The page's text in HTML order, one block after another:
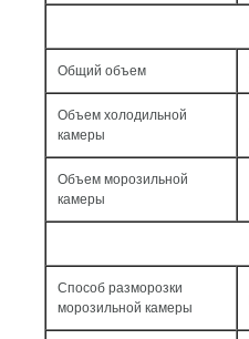
Общий объем
Объем холодильной
камеры
Объем морозильной
камеры
Способ разморозки
морозильной камеры